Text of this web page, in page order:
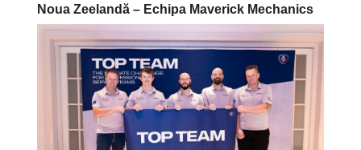
Noua Zeelandă – Echipa Maverick Mechanics